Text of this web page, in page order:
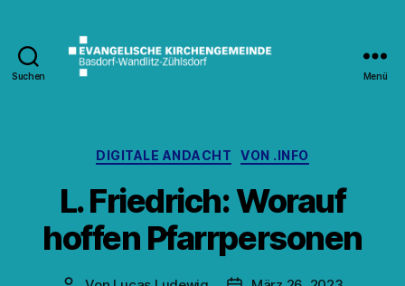
Suchen Menü
Kategorien
DIGITALE ANDACHT VON .INFO
L. Friedrich: Worauf
hoffen Pfarrpersonen